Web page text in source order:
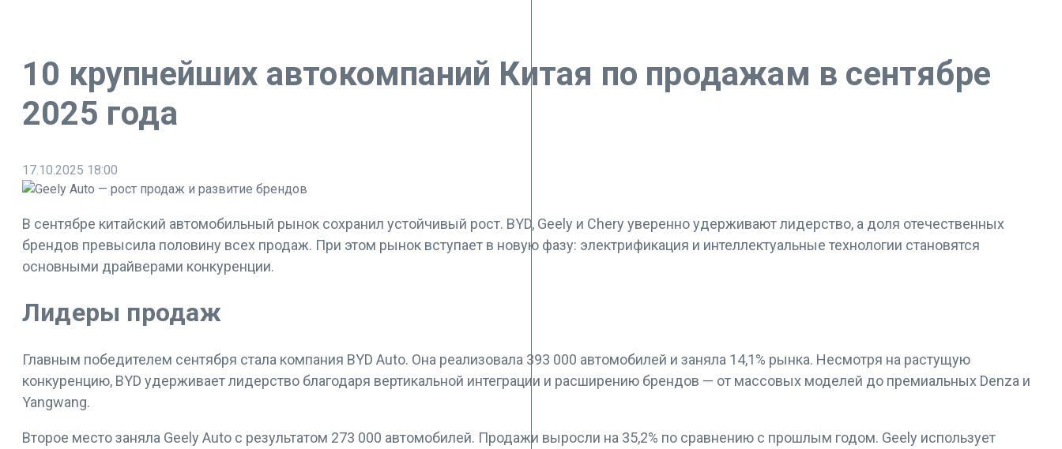
10 крупнейших автокомпаний Китая по продажам в сентябре
2025 года
17.10.2025 18:00
В сентябре китайский автомобильный рынок сохранил устойчивый рост. BYD, Geely и Chery уверенно удерживают лидерство, а доля отечественных
брендов превысила половину всех продаж. При этом рынок вступает в новую фазу: электрификация и интеллектуальные технологии становятся
основными драйверами конкуренции.
Лидеры продаж
Главным победителем сентября стала компания BYD Auto. Она реализовала 393 000 автомобилей и заняла 14,1% рынка. Несмотря на растущую
конкуренцию, BYD удерживает лидерство благодаря вертикальной интеграции и расширению брендов — от массовых моделей до премиальных Denza и
Yangwang.
Второе место заняла Geely Auto с результатом 273 000 автомобилей. Продажи выросли на 35,2% по сравнению с прошлым годом. Geely использует